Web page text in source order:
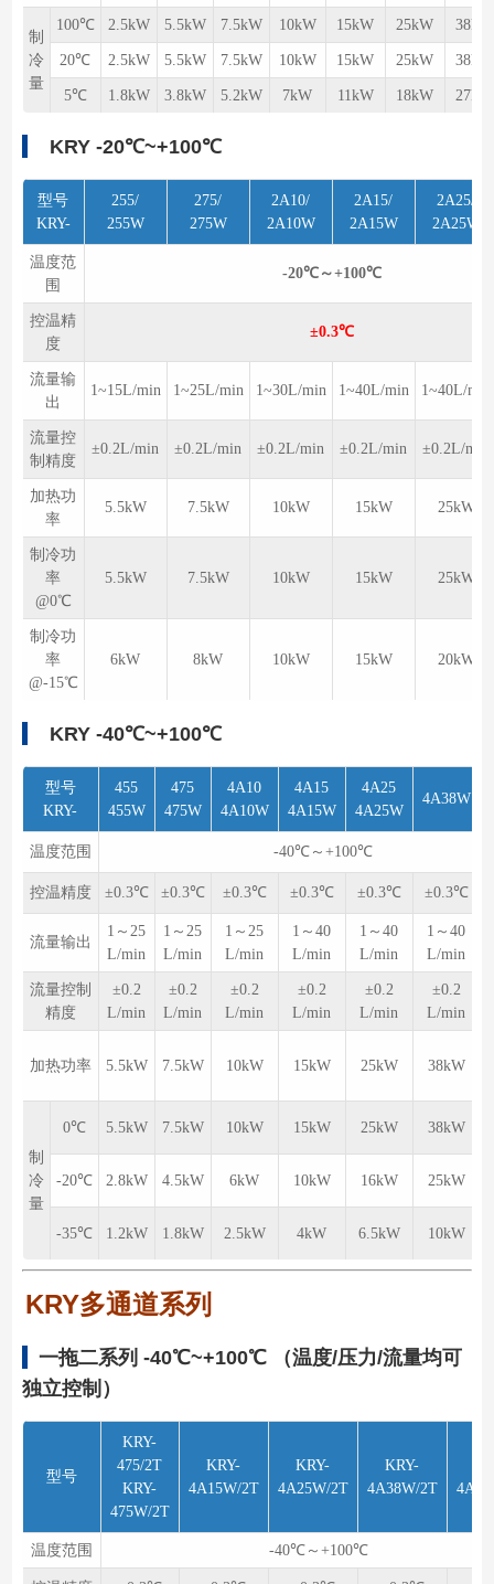
制
冷
量
100℃ 2.5kW 5.5kW 7.5kW 10kW 15kW 25kW 38kW
20℃ 2.5kW 5.5kW 7.5kW 10kW 15kW 25kW 38kW
5℃ 1.8kW 3.8kW 5.2kW 7kW 11kW 18kW 27kW
KRY -20℃~+100℃
型号
KRY-
255/
255W
275/
275W
2A10/
2A10W
2A15/
2A15W
2A25/
2A25W
温度范
围
-20℃～+100℃
控温精
度
±0.3℃
流量输
出
1~15L/min 1~25L/min 1~30L/min 1~40L/min 1~40L/min
流量控
制精度
±0.2L/min ±0.2L/min ±0.2L/min ±0.2L/min ±0.2L/min
加热功
率
5.5kW 7.5kW 10kW 15kW 25kW
制冷功
率
@0℃
5.5kW 7.5kW 10kW 15kW 25kW
制冷功
率
@-15℃
6kW 8kW 10kW 15kW 20kW
KRY -40℃~+100℃
型号
KRY-
455
455W
475
475W
4A10
4A10W
4A15
4A15W
4A25
4A25W
4A38W
温度范围 -40℃～+100℃
控温精度 ±0.3℃ ±0.3℃ ±0.3℃ ±0.3℃ ±0.3℃ ±0.3℃
流量输出
1～25
L/min
1～25
L/min
1～25
L/min
1～40
L/min
1～40
L/min
1～40
L/min
流量控制
精度
±0.2
L/min
±0.2
L/min
±0.2
L/min
±0.2
L/min
±0.2
L/min
±0.2
L/min
加热功率 5.5kW 7.5kW 10kW 15kW 25kW 38kW
制
冷
量
0℃ 5.5kW 7.5kW 10kW 15kW 25kW 38kW
-20℃ 2.8kW 4.5kW 6kW 10kW 16kW 25kW
-35℃ 1.2kW 1.8kW 2.5kW 4kW 6.5kW 10kW
KRY多通道系列
一拖二系列 -40℃~+100℃ （温度/压力/流量均可
独立控制）
型号
KRY-
475/2T
KRY-
475W/2T
KRY-
4A15W/2T
KRY-
4A25W/2T
KRY-
4A38W/2T
温度范围 -40℃～+100℃